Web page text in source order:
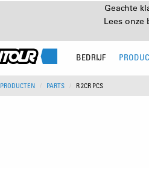
Geachte
Lees onze
BEDRIJF
PRODUCTEN PARTS R 2CR PCS